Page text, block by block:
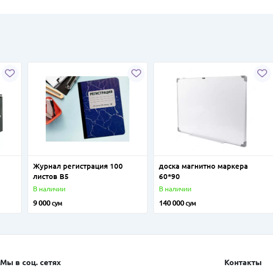
Журнал регистрация 100
листов В5
В наличии
9 000сум
доска магнитно маркера
60*90
В наличии
140 000сум
Мы в соц. сетях Контакты